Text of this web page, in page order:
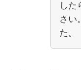
した
さい
た。